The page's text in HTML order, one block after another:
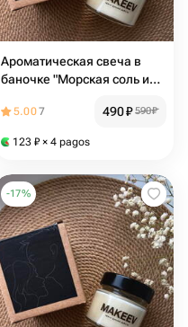
Ароматическая свеча в
баночке "Морская соль и
5.007 490₽ 590₽
123 ₽ × 4 pagos
-17%